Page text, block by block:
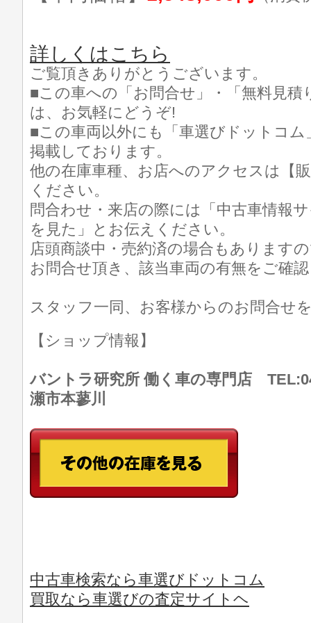
詳しくはこちら
ご覧頂きありがとうございます。
■この車への「お問合せ」・「無料見積
は、お気軽にどうぞ!
■この車両以外にも「車選びドットコ
掲載しております。
他の在庫車種、お店へのアクセスは【
ください。
問合わせ・来店の際には「中古車情報
を見た」とお伝えください。
店頭商談中・売約済の場合もあります
お問合せ頂き、該当車両の有無をご確
スタッフ一同、お客様からのお問合せ
【ショップ情報】
バントラ研究所 働く車の専門店
瀬市本蓼川
中古車検索なら車選びドットコム
買取なら車選びの査定サイトヘ